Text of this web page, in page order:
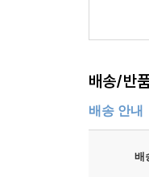
배송/반
배송 안내
배